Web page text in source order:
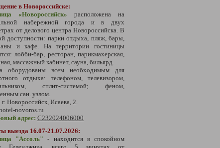
в Новороссийске:
«Новороссийск» расположена на
набережной города и в двух
от делового центра Новороссийска. В
доступности: парки отдыха, пляж, бары,
и кафе. На территории гостиницы
лобби-бар, ресторан, парикмахерская,
массажный кабинет, сауна, бильярд.
оборудованы всем необходимым для
отдыха: телефоном, телевизором,
сплит-системой; феном,
сан. узлом.
г. Новороссийск, Исаева, 2.
novoros.ru
адрес: С232024006000
выезда 16.07-21.07.2026:
"Ассоль"
- находится в спокойном